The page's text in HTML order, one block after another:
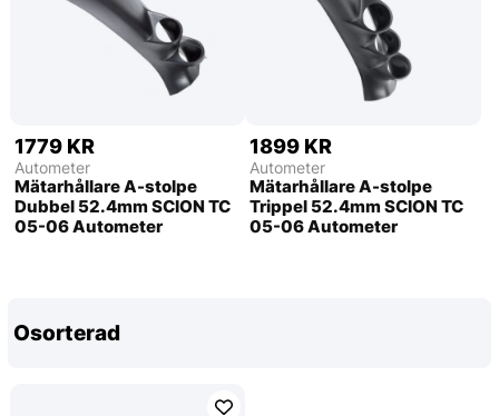
1779 KR
Autometer
Mätarhållare A-stolpe
Dubbel 52.4mm SCION TC
05-06 Autometer
1899 KR
Autometer
Mätarhållare A-stolpe
Trippel 52.4mm SCION TC
05-06 Autometer
Osorterad